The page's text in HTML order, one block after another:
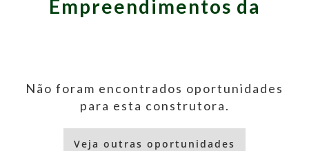
Empreendimentos da
Não foram encontrados oportunidades
para esta construtora.
Veja outras oportunidades